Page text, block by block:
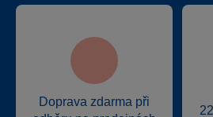
Doprava zdarma při